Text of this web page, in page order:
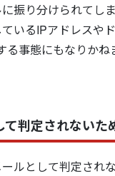
に振り分けられてし
ているIPアドレスや
る事態にもなりかね
て判定されないた
ールとして判定され